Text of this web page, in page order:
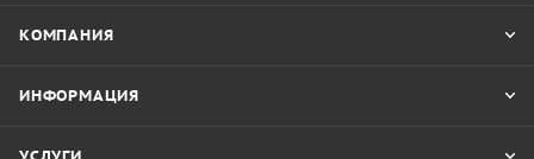
КОМПАНИЯ
ИНФОРМАЦИЯ